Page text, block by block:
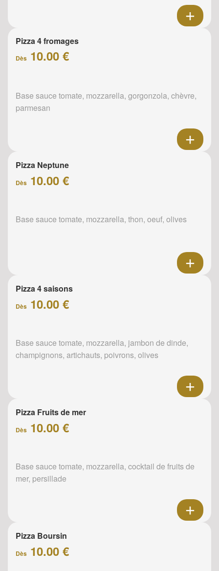
Pizza 4 fromages
Dès 10.00 €
Base sauce tomate, mozzarella, gorgonzola, chèvre,
parmesan
Pizza Neptune
Dès 10.00 €
Base sauce tomate, mozzarella, thon, oeuf, olives
Pizza 4 saisons
Dès 10.00 €
Base sauce tomate, mozzarella, jambon de dinde,
champignons, artichauts, poivrons, olives
Pizza Fruits de mer
Dès 10.00 €
Base sauce tomate, mozzarella, cocktail de fruits de
mer, persillade
Pizza Boursin
Dès 10.00 €